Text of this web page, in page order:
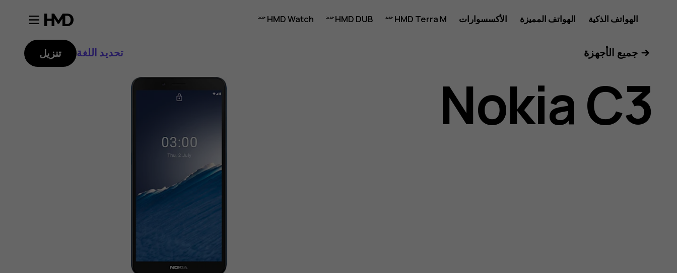
دليل
مستخدم
Nokia
الهواتف الذكية الهواتف المميزة الأكسسوارات HMD Terra M
HMD DUB
HMD Watch
جميع الأجهزة تحديد اللغة تنزيل
Nokia C3